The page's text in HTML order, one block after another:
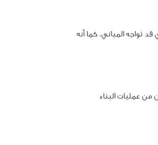
تواجه المباني، كما أنه
عمليات البناء